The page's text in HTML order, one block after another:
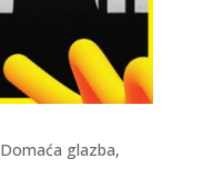
Domaća glazba,